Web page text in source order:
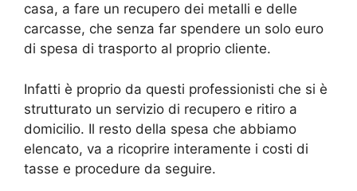
casa, a fare un recupero dei metalli e delle
carcasse, che senza far spendere un solo euro
di spesa di trasporto al proprio cliente.
Infatti è proprio da questi professionisti che si è
strutturato un servizio di recupero e ritiro a
domicilio. Il resto della spesa che abbiamo
elencato, va a ricoprire interamente i costi di
tasse e procedure da seguire.